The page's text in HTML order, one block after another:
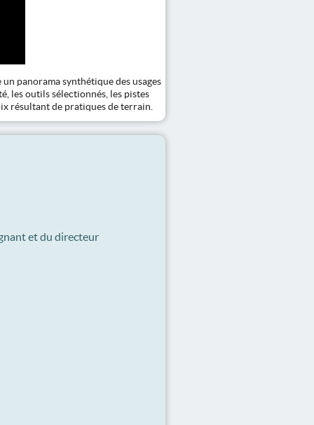
panorama synthétique des usages
les outils sélectionnés, les pistes
résultant de pratiques de terrain.
et du directeur